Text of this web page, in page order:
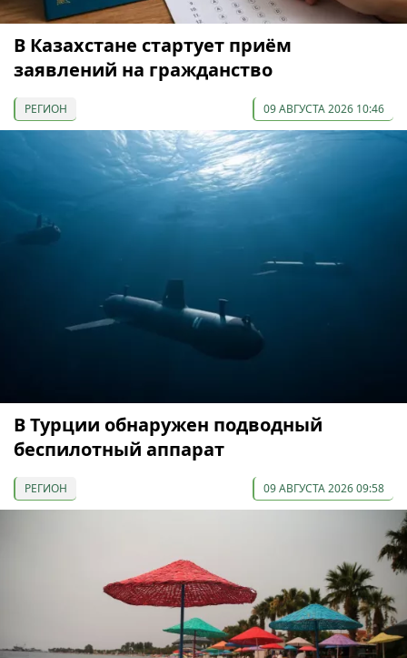
В Казахстане стартует приём
заявлений на гражданство
РЕГИОН 09 АВГУСТА 2026 10:46
В Турции обнаружен подводный
беспилотный аппарат
РЕГИОН 09 АВГУСТА 2026 09:58